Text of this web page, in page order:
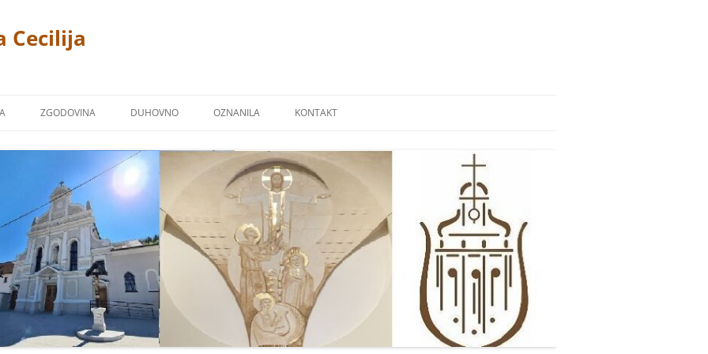
Cecilija
NA MIKLAVŠKEM
KAPUCINI
ZGODOVINA
KAPUCINSKI SAMOSTAN
FARNA KRONIKA
NAŠI ŽUPNIKI
DUHOVNO
ZAVETNIKI NAŠIH CERKVA
BLAGOSLOVI
NAŠI PRIPROŠNJIKI
MOLITVE
POSNETKI NEKATERIH PESMI
OZNANILA KONTAKT